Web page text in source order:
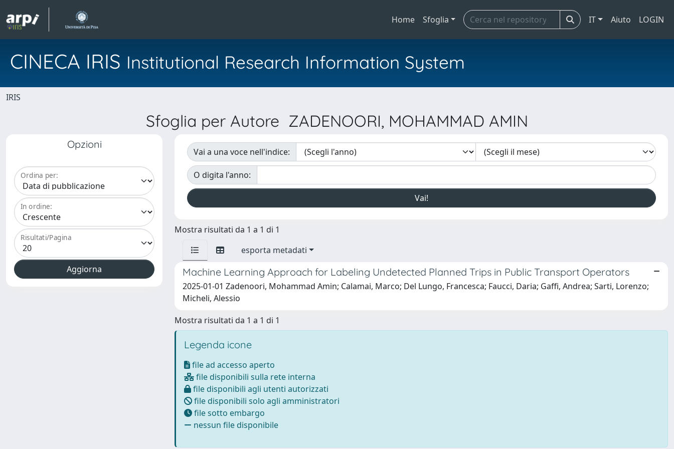
Home Sfoglia IT Aiuto LOGIN
CINECA IRIS Institutional Research Information System
IRIS
Sfoglia per Autore ZADENOORI, MOHAMMAD AMIN
Opzioni
Ordina per:
In ordine:
Risultati/Pagina
Vai a una voce nell'indice:
O digita l'anno:
Mostra risultati da 1 a 1 di 1
esporta metadati
Machine Learning Approach for Labeling Undetected Planned Trips in Public Transport Operators
2025-01-01 Zadenoori, Mohammad Amin; Calamai, Marco; Del Lungo, Francesca; Faucci, Daria; Gaffi, Andrea; Sarti, Lorenzo;
Micheli, Alessio
Mostra risultati da 1 a 1 di 1
Legenda icone
file ad accesso aperto
file disponibili sulla rete interna
file disponibili agli utenti autorizzati
file disponibili solo agli amministratori
file sotto embargo
nessun file disponibile